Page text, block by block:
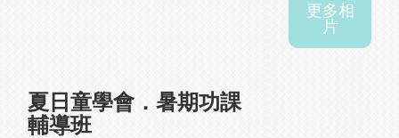
更多相
片
夏日童學會．暑期功課
輔導班